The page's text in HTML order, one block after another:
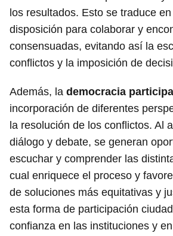
los resultados. Esto se traduce
disposición para colaborar y
consensuadas, evitando así la
conflictos y la imposición de
Además, la democracia
incorporación de diferentes
la resolución de los conflictos. Al
diálogo y debate, se generan
escuchar y comprender las
cual enriquece el proceso y
de soluciones más equitativas y
esta forma de participación
confianza en las instituciones y